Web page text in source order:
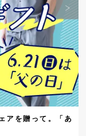
アを贈って。「あ